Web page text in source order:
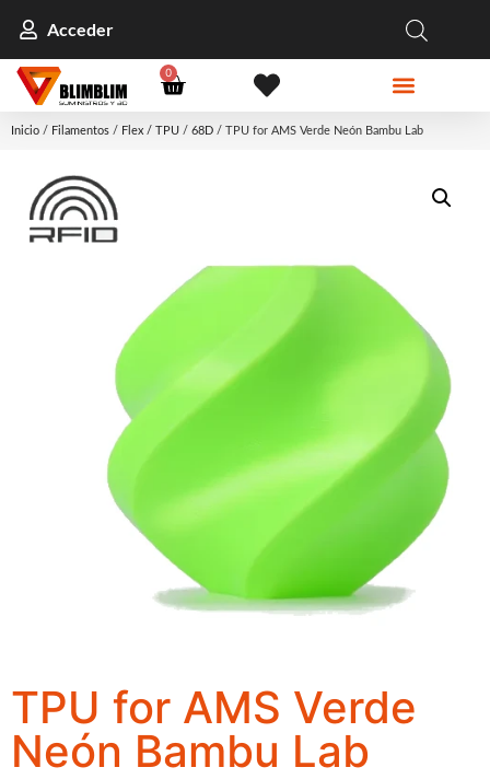
Acceder
0
Inicio / Filamentos / Flex / TPU / 68D / TPU for AMS Verde Neón Bambu Lab
TPU for AMS Verde
Neón Bambu Lab